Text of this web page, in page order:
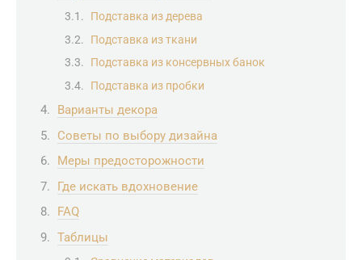
Подставка из дерева
Подставка из ткани
Подставка из консервных банок
Подставка из пробки
Варианты декора
Советы по выбору дизайна
Меры предосторожности
Где искать вдохновение
FAQ
Таблицы